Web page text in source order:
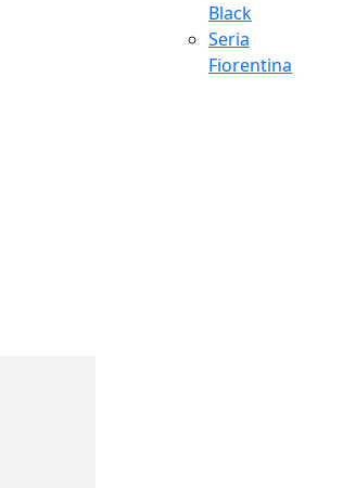
Black
Seria
Fiorentina